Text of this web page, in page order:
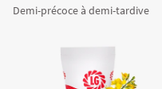
Demi-précoce à demi-tardive